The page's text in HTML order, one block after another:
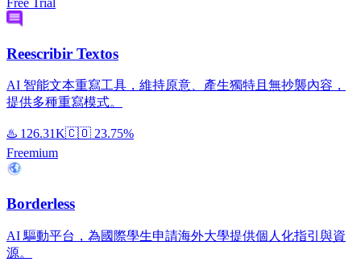
Free Trial
Reescribir Textos
AI 智能文本重寫工具，維持原意、產生獨特且無抄襲內容，
提供多種重寫模式。
♨️ 126.31K🇨🇴 23.75%
Freemium
Borderless
AI 驅動平台，為國際學生申請海外大學提供個人化指引與資
源。